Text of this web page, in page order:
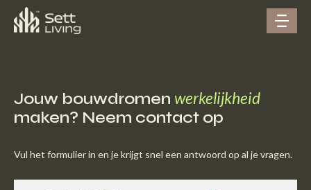
Jouw bouwdromen werkelijkheid
maken? Neem contact op
Vul het formulier in en je krijgt snel een antwoord op al je vragen.